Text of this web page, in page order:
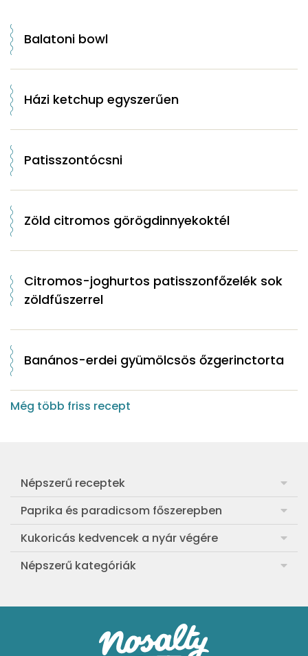
Balatoni bowl
Házi ketchup egyszerűen
Patisszontócsni
Zöld citromos görögdinnyekoktél
Citromos-joghurtos patisszonfőzelék sok
zöldfűszerrel
Banános-erdei gyümölcsös őzgerinctorta
Még több friss recept
Népszerű receptek
Frankfurti leves
Egyszerű muffin
Aranygaluska
Egyszerű krumplifőzelék
Klasszikus madártej
Paprika és paradicsom főszerepben
Pan con Tomate
Paradicsom és paprika eltevése télre
Paradicsomos húsgombóc
Paradicsomos flat tart leveles tésztából
Kukoricás kedvencek a nyár végére
Legfinomabb főtt kukorica
Bang bang kukorica
Szójás-vajas grillkukoricák
Népszerű kategóriák